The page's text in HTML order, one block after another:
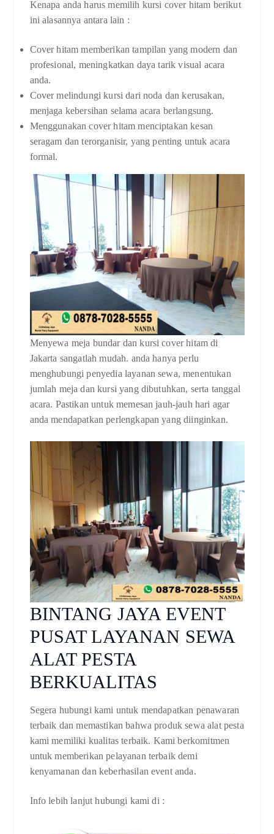
Kenapa anda harus memilih kursi cover hitam berikut
ini alasannya antara lain :
Cover hitam memberikan tampilan yang modern dan
profesional, meningkatkan daya tarik visual acara
anda.
Cover melindungi kursi dari noda dan kerusakan,
menjaga kebersihan selama acara berlangsung.
Menggunakan cover hitam menciptakan kesan
seragam dan terorganisir, yang penting untuk acara
formal.
Menyewa meja bundar dan kursi cover hitam di
Jakarta sangatlah mudah. anda hanya perlu
menghubungi penyedia layanan sewa, menentukan
jumlah meja dan kursi yang dibutuhkan, serta tanggal
acara. Pastikan untuk memesan jauh-jauh hari agar
anda mendapatkan perlengkapan yang diinginkan.
BINTANG JAYA EVENT
PUSAT LAYANAN SEWA
ALAT PESTA
BERKUALITAS
Segera hubungi kami untuk mendapatkan penawaran
terbaik dan memastikan bahwa produk sewa alat pesta
kami memiliki kualitas terbaik. Kami berkomitmen
untuk memberikan pelayanan terbaik demi
kenyamanan dan keberhasilan event anda.
Info lebih lanjut hubungi kami di :